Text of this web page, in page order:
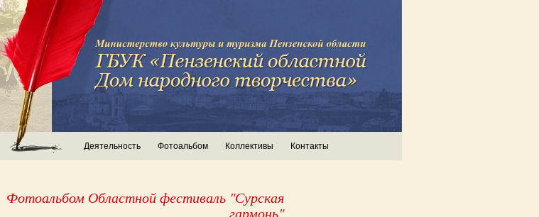
Деятельность Фотоальбом Коллективы Контакты
Фотоальбом Областной фестиваль "Сурская
гармонь"